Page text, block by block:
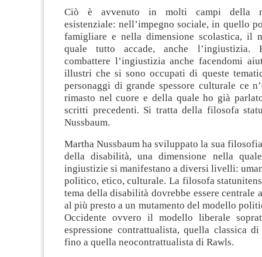
Ciò è avvenuto in molti campi della
esistenziale: nell’impegno sociale, in quello
famigliare e nella dimensione scolastica, il
quale tutto accade, anche l’ingiustizia.
combattere l’ingiustizia anche facendomi
illustri che si sono occupati di queste
personaggi di grande spessore culturale ce
rimasto nel cuore e della quale ho già
scritti precedenti. Si tratta della filosofa
Nussbaum.
Martha Nussbaum ha sviluppato la sua
della disabilità, una dimensione nella
ingiustizie si manifestano a diversi livelli:
politico, etico, culturale. La filosofa
tema della disabilità dovrebbe essere centrale
al più presto a un mutamento del modello
Occidente ovvero il modello liberale
espressione contrattualista, quella classica
fino a quella neocontrattualista di Rawls.